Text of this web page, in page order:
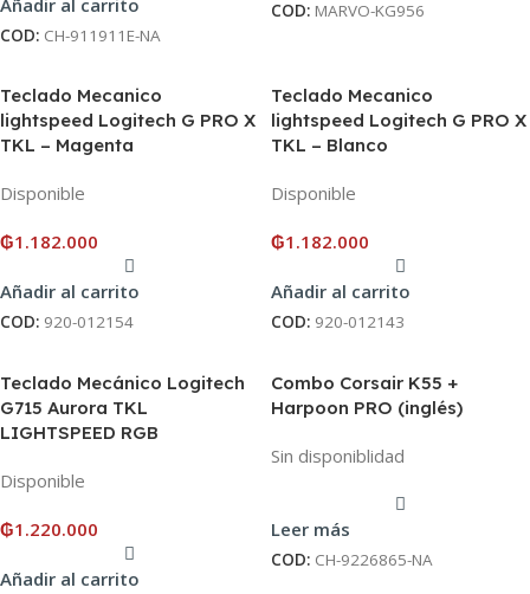
COD: CH-911911E-NA
COD: MARVO-KG956
Teclado Mecanico
lightspeed Logitech G PRO X
TKL – Magenta
Disponible
₲1.182.000
Añadir al carrito
COD: 920-012154
Teclado Mecanico
lightspeed Logitech G PRO X
TKL – Blanco
Disponible
₲1.182.000
Añadir al carrito
COD: 920-012143
Teclado Mecánico Logitech
G715 Aurora TKL
LIGHTSPEED RGB
Disponible
₲1.220.000
Añadir al carrito
Combo Corsair K55 +
Harpoon PRO (inglés)
Sin disponiblidad
Leer más
COD: CH-9226865-NA